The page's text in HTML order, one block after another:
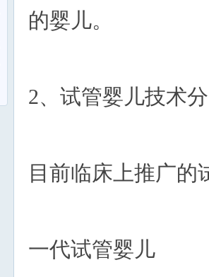
的婴儿。
2、试管婴儿技术
目前临床上推广的
一代试管婴儿